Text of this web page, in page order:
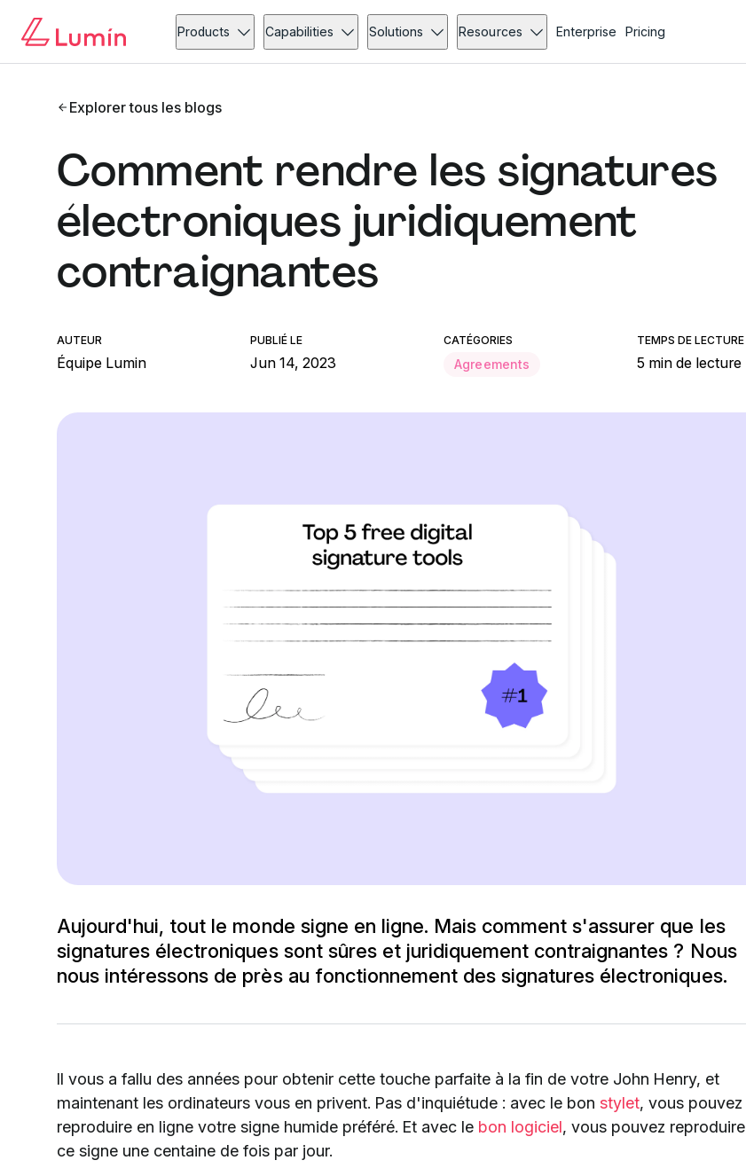
Products Capabilities Solutions Resources Enterprise Pricing
Explorer tous les blogs
Comment rendre les signatures
électroniques juridiquement
contraignantes
AUTEUR
Équipe Lumin
PUBLIÉ LE
Jun 14, 2023
CATÉGORIES
Agreements
TEMPS DE LECTURE
5 min de lecture
Aujourd'hui, tout le monde signe en ligne. Mais comment s'assurer que les
signatures électroniques sont sûres et juridiquement contraignantes ? Nous
nous intéressons de près au fonctionnement des signatures électroniques.
Il vous a fallu des années pour obtenir cette touche parfaite à la fin de votre John Henry, et
maintenant les ordinateurs vous en privent. Pas d'inquiétude : avec le bon stylet, vous pouvez
reproduire en ligne votre signe humide préféré. Et avec le bon logiciel, vous pouvez reproduire
ce signe une centaine de fois par jour.